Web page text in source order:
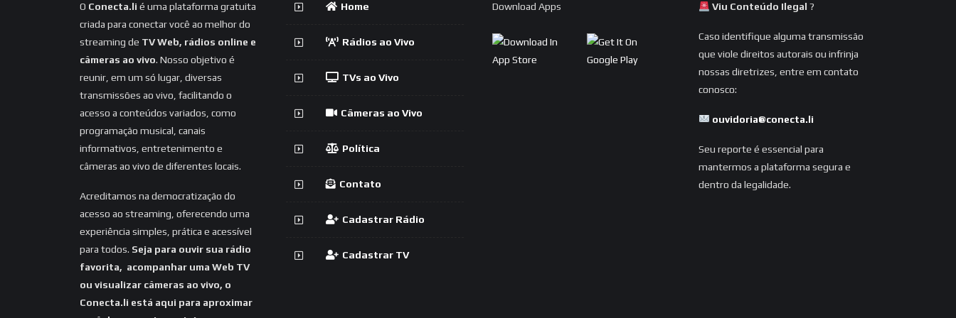
O Conecta.li é uma plataforma gratuita
criada para conectar você ao melhor do
streaming de TV Web, rádios online e
câmeras ao vivo. Nosso objetivo é
reunir, em um só lugar, diversas
transmissões ao vivo, facilitando o
acesso a conteúdos variados, como
programação musical, canais
informativos, entretenimento e
câmeras ao vivo de diferentes locais.
Acreditamos na democratização do
acesso ao streaming, oferecendo uma
experiência simples, prática e acessível
para todos. Seja para ouvir sua rádio
favorita, acompanhar uma Web TV
ou visualizar câmeras ao vivo, o
Conecta.li está aqui para aproximar
Home
Rádios ao Vivo
TVs ao Vivo
Câmeras ao Vivo
Política
Contato
Cadastrar Rádio
Cadastrar TV
Download Apps Viu Conteúdo Ilegal ?
Caso identifique alguma transmissão
que viole direitos autorais ou infrinja
nossas diretrizes, entre em contato
conosco:
ouvidoria@conecta.li
Seu reporte é essencial para
mantermos a plataforma segura e
dentro da legalidade.